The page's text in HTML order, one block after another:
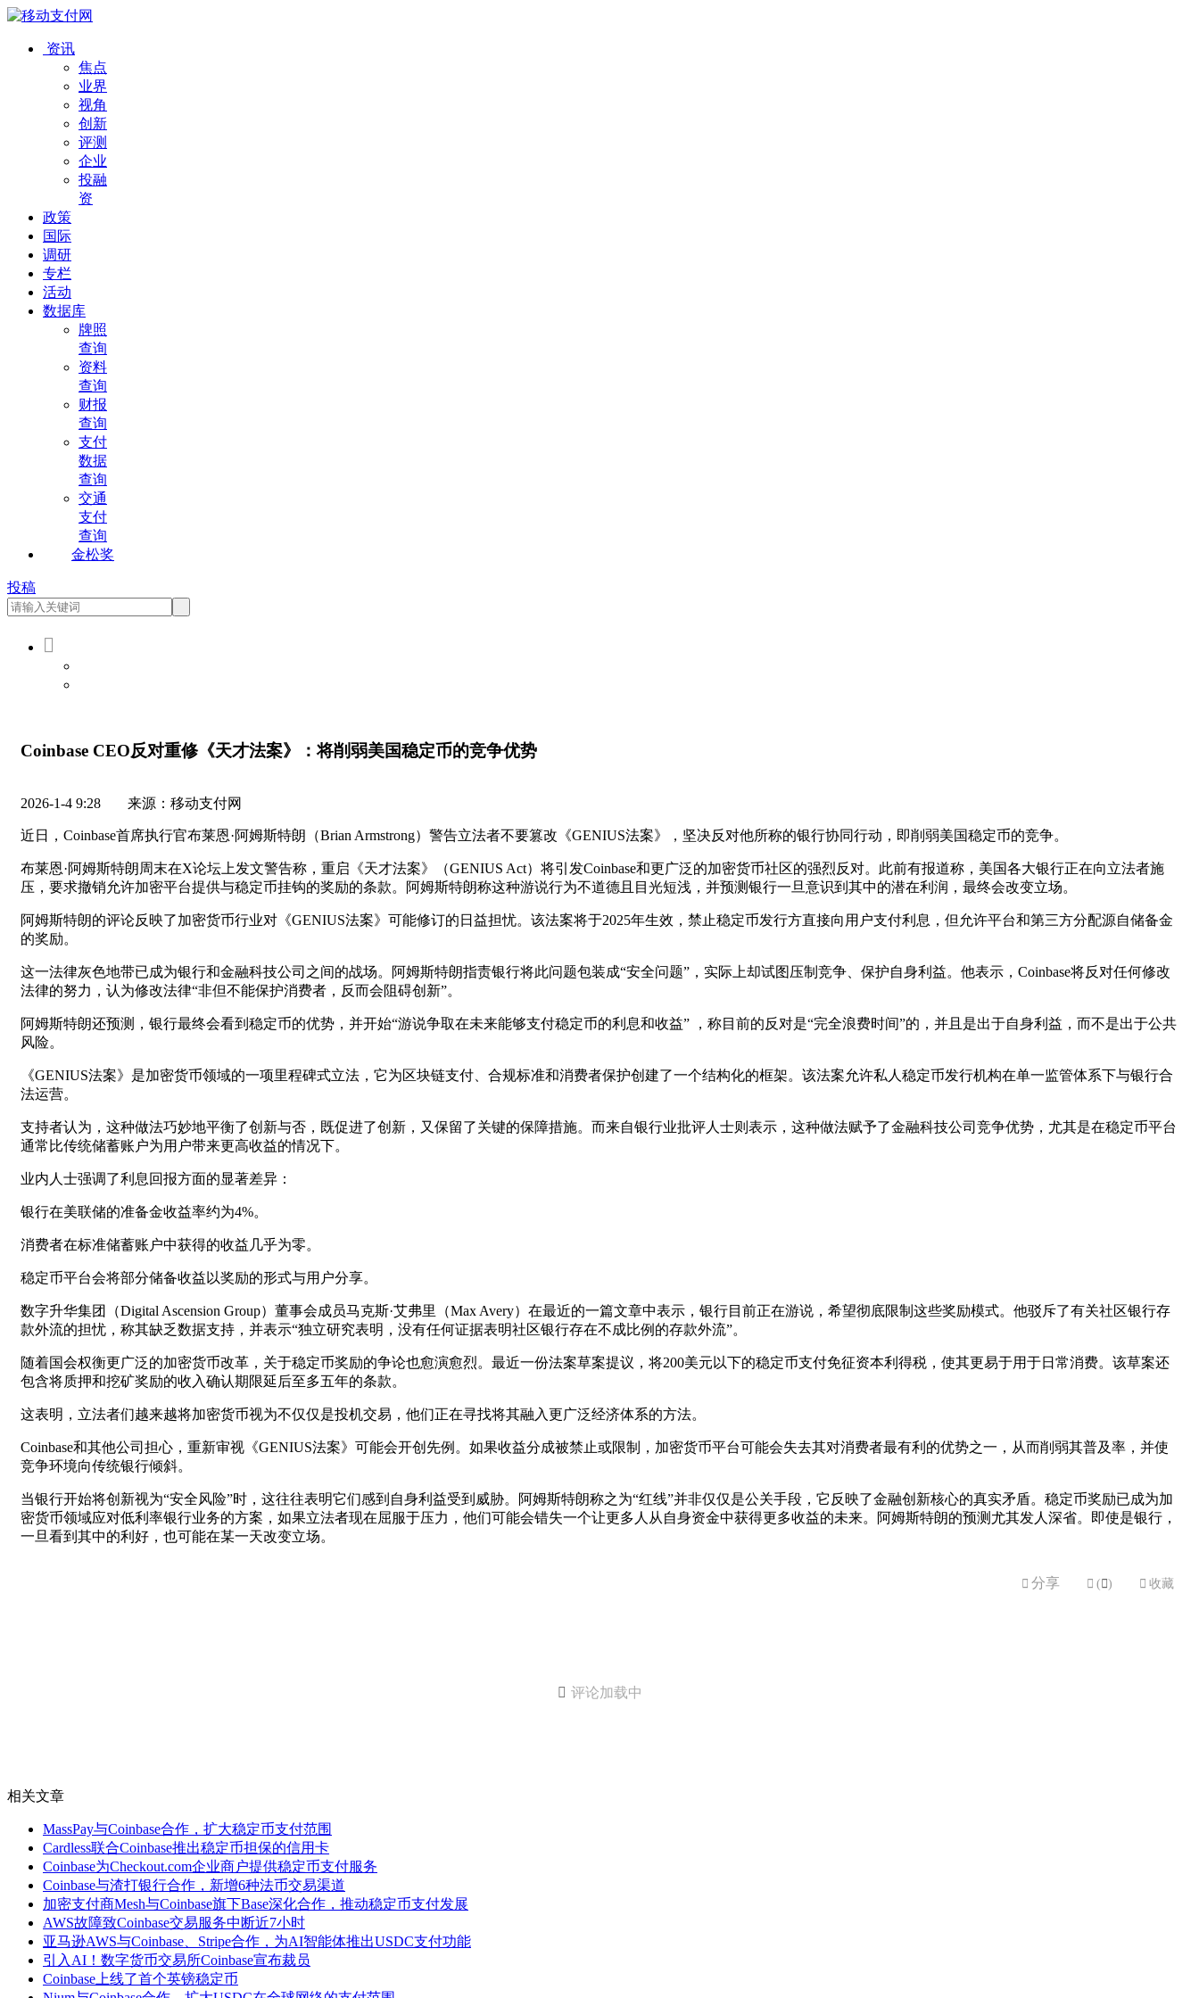
资讯
焦点
业界
视角
创新
评测
企业
投融
资
政策
国际
调研
专栏
活动
数据库
牌照
查询
资料
查询
财报
查询
支付
数据
查询
交通
支付
查询
金松奖
投稿

Coinbase CEO反对重修《天才法案》：将削弱美国稳定币的竞争优势
2026-1-4 9:28 来源：移动支付网
近日，Coinbase首席执行官布莱恩·阿姆斯特朗（Brian Armstrong）警告立法者不要篡改《GENIUS法案》，坚决反对他所称的银行协同行动，即削弱美国稳定币的竞争。
布莱恩·阿姆斯特朗周末在X论坛上发文警告称，重启《天才法案》（GENIUS Act）将引发Coinbase和更广泛的加密货币社区的强烈反对。此前有报道称，美国各大银行正在向立法者施
压，要求撤销允许加密平台提供与稳定币挂钩的奖励的条款。阿姆斯特朗称这种游说行为不道德且目光短浅，并预测银行一旦意识到其中的潜在利润，最终会改变立场。
阿姆斯特朗的评论反映了加密货币行业对《GENIUS法案》可能修订的日益担忧。该法案将于2025年生效，禁止稳定币发行方直接向用户支付利息，但允许平台和第三方分配源自储备金
的奖励。
这一法律灰色地带已成为银行和金融科技公司之间的战场。阿姆斯特朗指责银行将此问题包装成“安全问题”，实际上却试图压制竞争、保护自身利益。他表示，Coinbase将反对任何修改
法律的努力，认为修改法律“非但不能保护消费者，反而会阻碍创新”。
阿姆斯特朗还预测，银行最终会看到稳定币的优势，并开始“游说争取在未来能够支付稳定币的利息和收益” ，称目前的反对是“完全浪费时间”的，并且是出于自身利益，而不是出于公共
风险。
《GENIUS法案》是加密货币领域的一项里程碑式立法，它为区块链支付、合规标准和消费者保护创建了一个结构化的框架。该法案允许私人稳定币发行机构在单一监管体系下与银行合
法运营。
支持者认为，这种做法巧妙地平衡了创新与否，既促进了创新，又保留了关键的保障措施。而来自银行业批评人士则表示，这种做法赋予了金融科技公司竞争优势，尤其是在稳定币平台
通常比传统储蓄账户为用户带来更高收益的情况下。
业内人士强调了利息回报方面的显著差异：
银行在美联储的准备金收益率约为4%。
消费者在标准储蓄账户中获得的收益几乎为零。
稳定币平台会将部分储备收益以奖励的形式与用户分享。
数字升华集团（Digital Ascension Group）董事会成员马克斯·艾弗里（Max Avery）在最近的一篇文章中表示，银行目前正在游说，希望彻底限制这些奖励模式。他驳斥了有关社区银行存
款外流的担忧，称其缺乏数据支持，并表示“独立研究表明，没有任何证据表明社区银行存在不成比例的存款外流”。
随着国会权衡更广泛的加密货币改革，关于稳定币奖励的争论也愈演愈烈。最近一份法案草案提议，将200美元以下的稳定币支付免征资本利得税，使其更易于用于日常消费。该草案还
包含将质押和挖矿奖励的收入确认期限延后至多五年的条款。
这表明，立法者们越来越将加密货币视为不仅仅是投机交易，他们正在寻找将其融入更广泛经济体系的方法。
Coinbase和其他公司担心，重新审视《GENIUS法案》可能会开创先例。如果收益分成被禁止或限制，加密货币平台可能会失去其对消费者最有利的优势之一，从而削弱其普及率，并使
竞争环境向传统银行倾斜。
当银行开始将创新视为“安全风险”时，这往往表明它们感到自身利益受到威胁。阿姆斯特朗称之为“红线”并非仅仅是公关手段，它反映了金融创新核心的真实矛盾。稳定币奖励已成为加
密货币领域应对低利率银行业务的方案，如果立法者现在屈服于压力，他们可能会错失一个让更多人从自身资金中获得更多收益的未来。阿姆斯特朗的预测尤其发人深省。即使是银行，
一旦看到其中的利好，也可能在某一天改变立场。
 分享  ( )  收藏
 评论加载中
相关文章
MassPay与Coinbase合作，扩大稳定币支付范围
Cardless联合Coinbase推出稳定币担保的信用卡
Coinbase为Checkout.com企业商户提供稳定币支付服务
Coinbase与渣打银行合作，新增6种法币交易渠道
加密支付商Mesh与Coinbase旗下Base深化合作，推动稳定币支付发展
AWS故障致Coinbase交易服务中断近7小时
亚马逊AWS与Coinbase、Stripe合作，为AI智能体推出USDC支付功能
引入AI！数字货币交易所Coinbase宣布裁员
Coinbase上线了首个英镑稳定币